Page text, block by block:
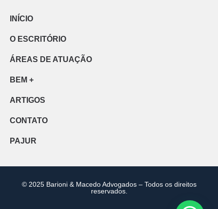
INÍCIO
O ESCRITÓRIO
ÁREAS DE ATUAÇÃO
BEM +
ARTIGOS
CONTATO
PAJUR
© 2025 Barioni & Macedo Advogados – Todos os direitos
reservados.